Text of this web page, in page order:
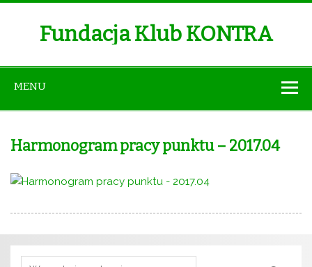
Fundacja Klub KONTRA
MENU
Harmonogram pracy punktu – 2017.04